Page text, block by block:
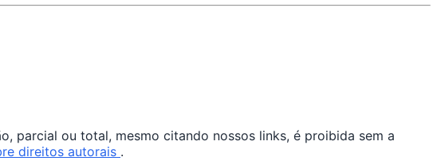
parcial ou total, mesmo citando nossos links, é proibida sem a
direitos autorais .